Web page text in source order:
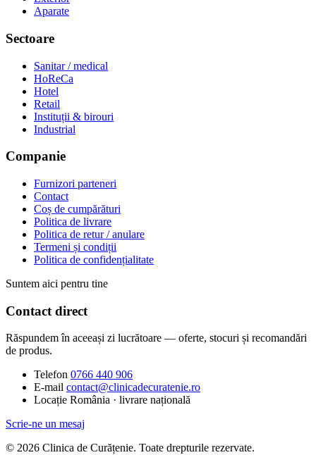
Aparate
Sectoare
Sanitar / medical
HoReCa
Hotel
Retail
Instituții & birouri
Industrial
Companie
Furnizori parteneri
Contact
Coș de cumpărături
Politica de livrare
Politica de retur / anulare
Termeni și condiții
Politica de confidențialitate
Suntem aici pentru tine
Contact direct
Răspundem în aceeași zi lucrătoare — oferte, stocuri și recomandări
de produs.
Telefon 0766 440 906
E-mail contact@clinicadecuratenie.ro
Locație România · livrare națională
Scrie-ne un mesaj
© 2026 Clinica de Curățenie. Toate drepturile rezervate.